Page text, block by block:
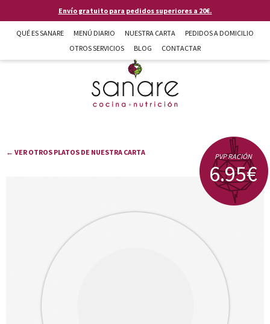
Pasar al contenido principalEnvío gratuito para pedidos superiores a 20€.
QUÉ ES SANARE MENÚ DIARIO NUESTRA CARTA
PEDIDOS A DOMICILIO
OTROS SERVICIOS
BLOG CONTACTAR
Sanare cocina + nutrición en Almería
← VER OTROS PLATOS DE NUESTRA CARTA PVP RACIÓN
6.95€